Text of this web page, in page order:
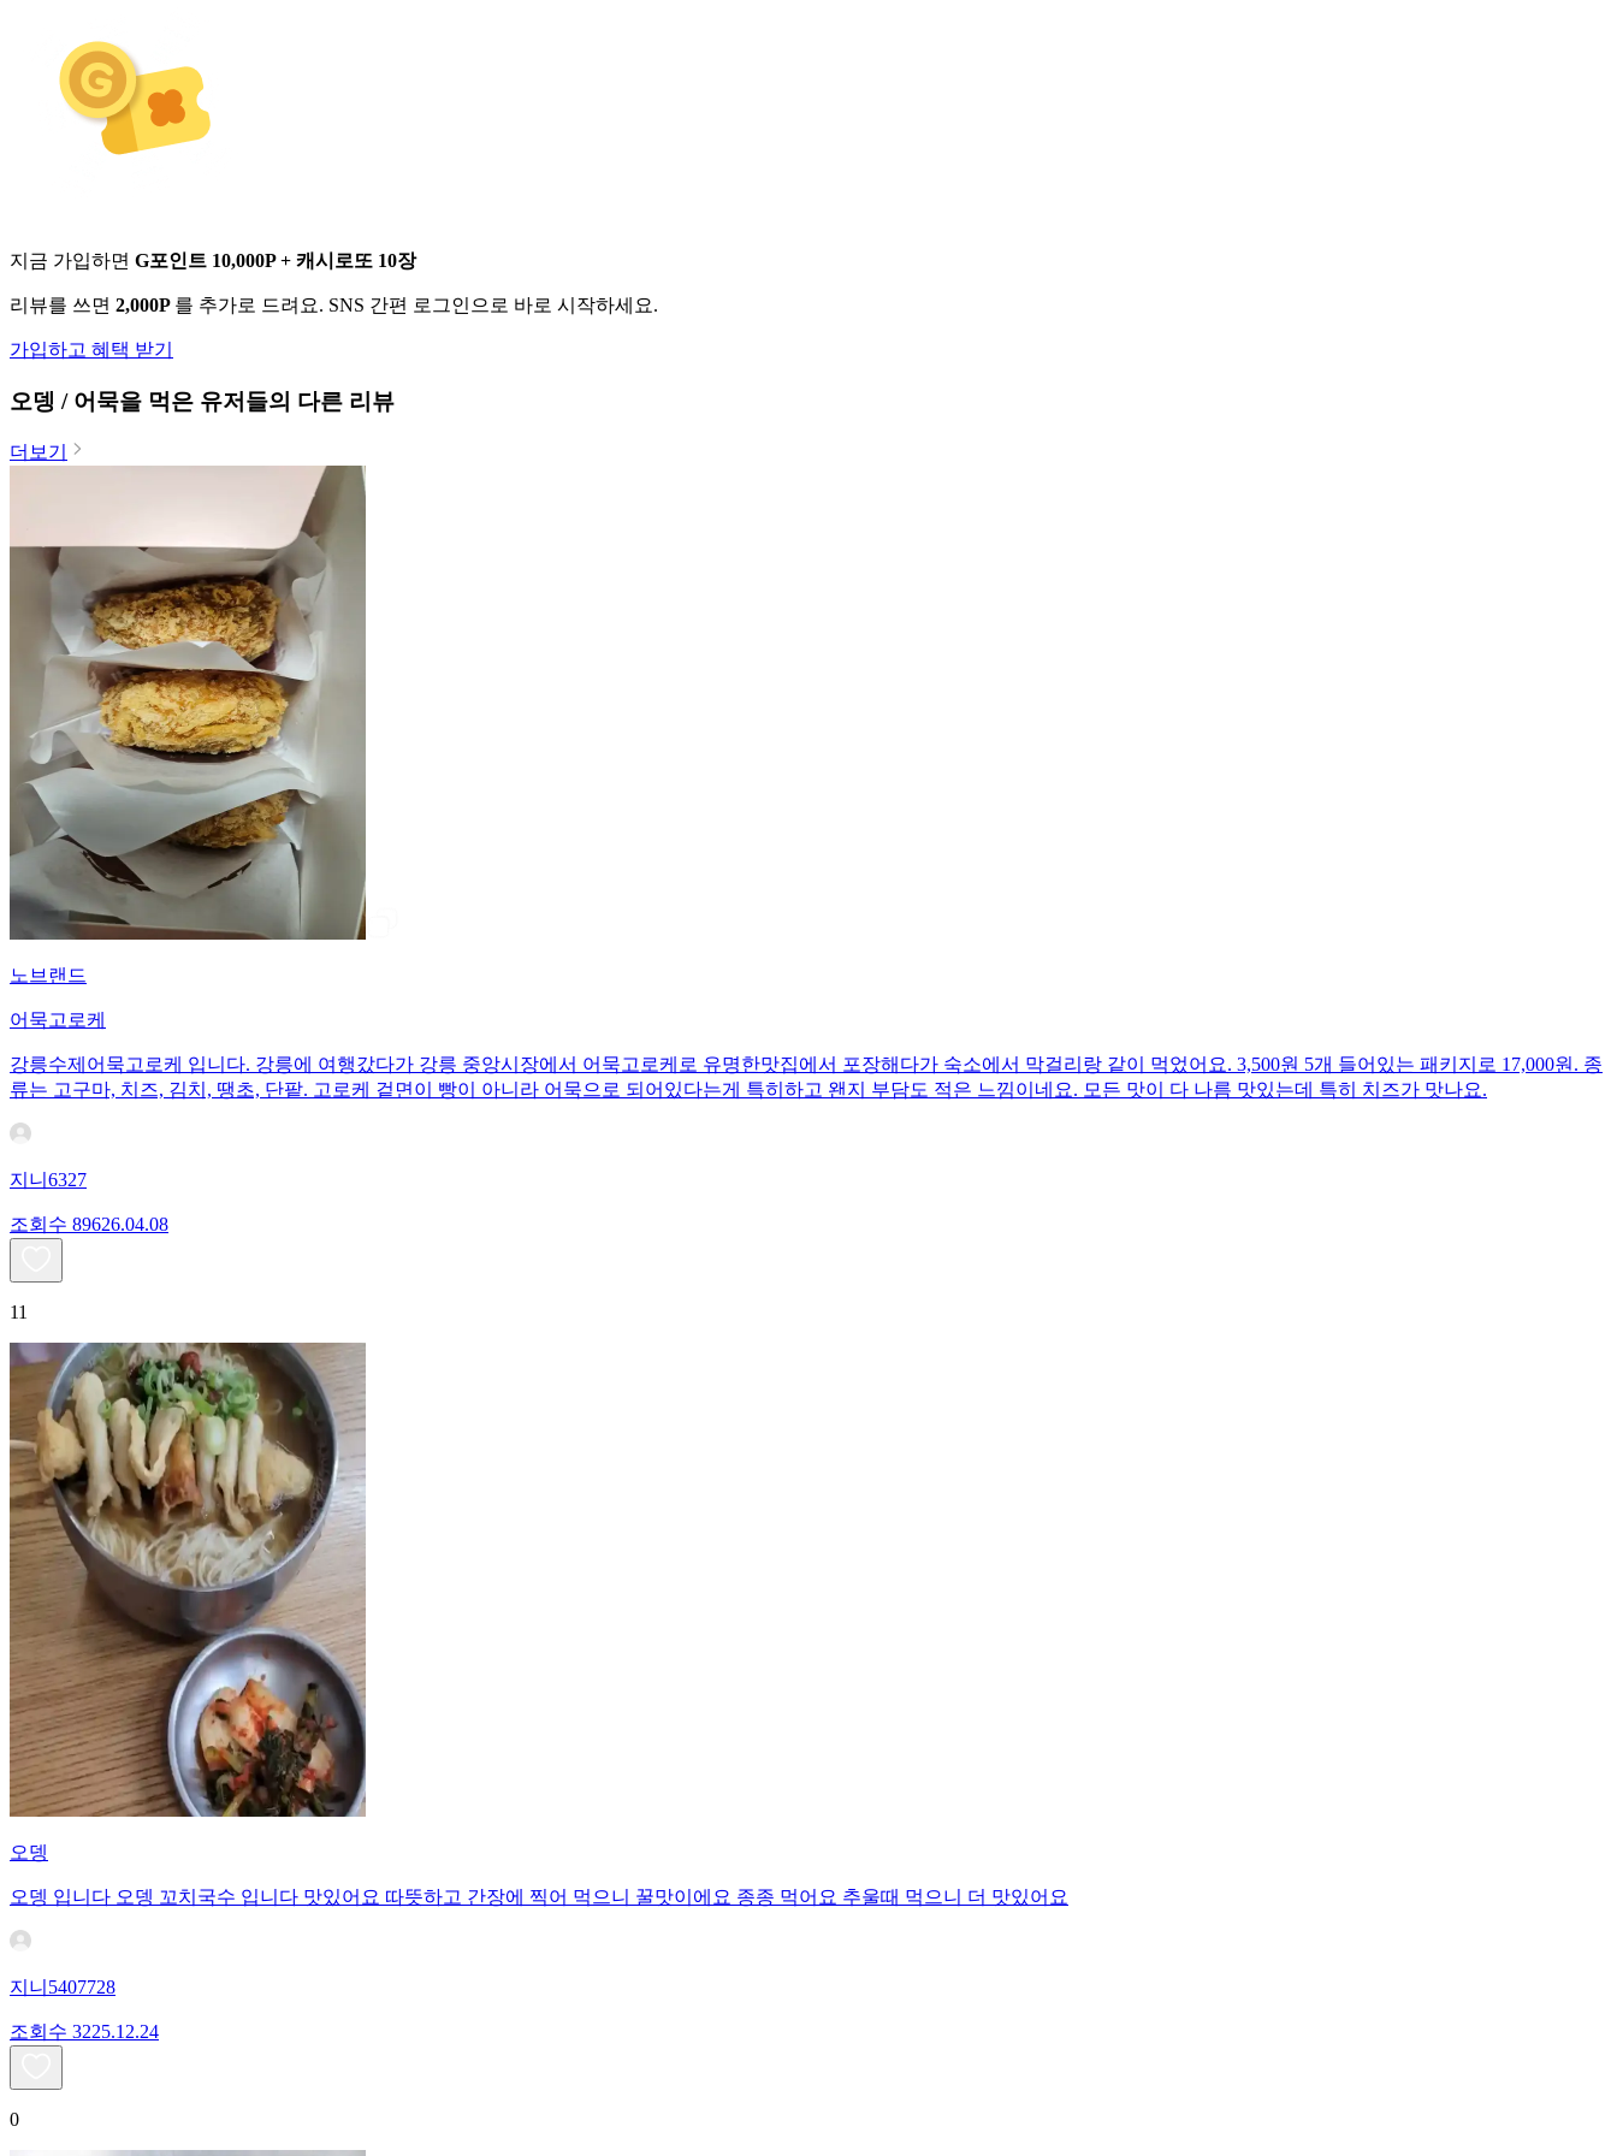
지금 가입하면 G포인트 10,000P + 캐시로또 10장
리뷰를 쓰면 2,000P 를 추가로 드려요. SNS 간편 로그인으로 바로 시작하세요.
가입하고 혜택 받기
오뎅 / 어묵을 먹은 유저들의 다른 리뷰
더보기
노브랜드
어묵고로케
강릉수제어묵고로케 입니다. 강릉에 여행갔다가 강릉 중앙시장에서 어묵고로케로 유명한맛집에서 포장해다가 숙소에서 막걸리랑 같이 먹었어요. 3,500원 5개 들어있는 패키지로 17,000원. 종
류는 고구마, 치즈, 김치, 땡초, 단팥. 고로케 겉면이 빵이 아니라 어묵으로 되어있다는게 특히하고 왠지 부담도 적은 느낌이네요. 모든 맛이 다 나름 맛있는데 특히 치즈가 맛나요.
지니6327
조회수 89626.04.08
11
오뎅
오뎅 입니다 오뎅 꼬치국수 입니다 맛있어요 따뜻하고 간장에 찍어 먹으니 꿀맛이에요 종종 먹어요 추울때 먹으니 더 맛있어요
지니5407728
조회수 3225.12.24
0